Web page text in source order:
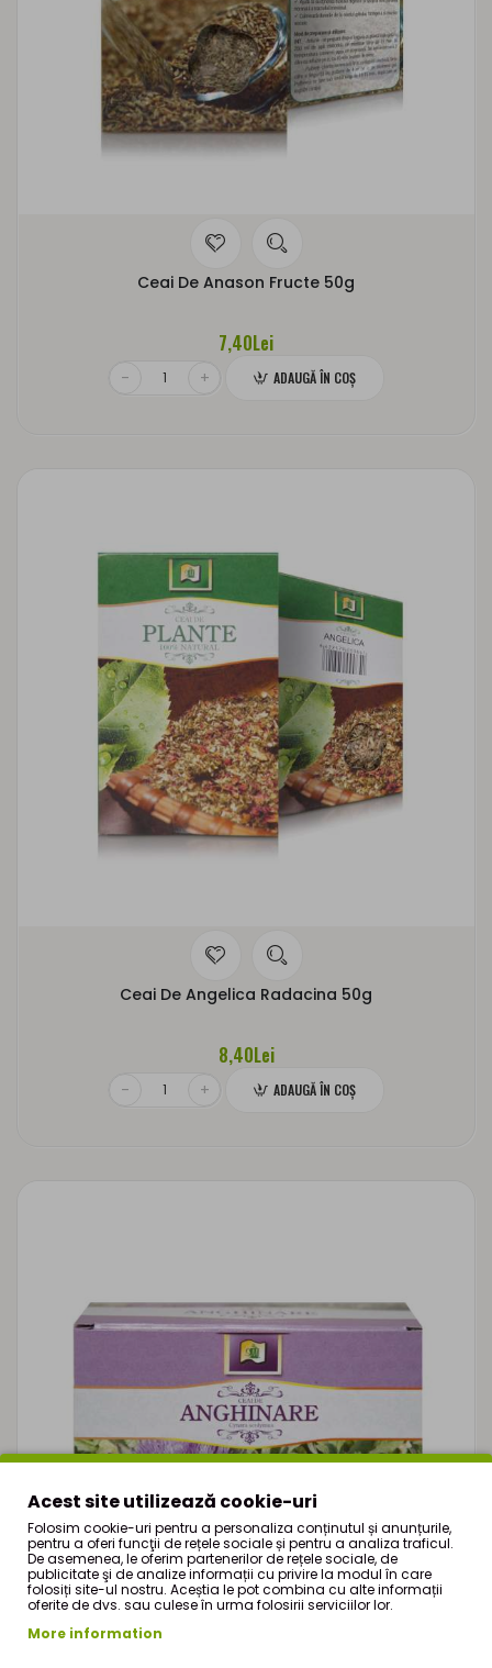
Ceai De Anason Fructe 50g
7,40Lei
ADAUGĂ ÎN COŞ
Ceai De Angelica Radacina 50g
8,40Lei
ADAUGĂ ÎN COŞ
Acest site utilizează cookie-uri
Folosim cookie-uri pentru a personaliza conținutul și anunțurile,
pentru a oferi funcţii de rețele sociale și pentru a analiza traficul.
De asemenea, le oferim partenerilor de rețele sociale, de
publicitate şi de analize informații cu privire la modul în care
folosiți site-ul nostru. Aceștia le pot combina cu alte informații
oferite de dvs. sau culese în urma folosirii serviciilor lor.
More information